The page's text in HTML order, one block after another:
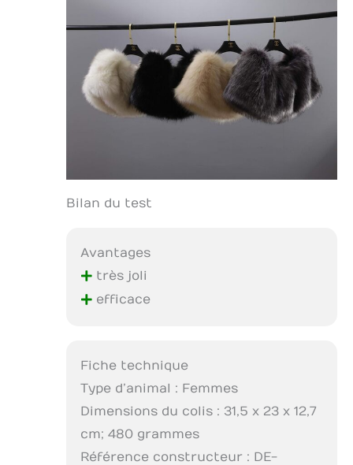
Bilan du test
Avantages
+très joli
+efficace
Fiche technique
Type d’animal : Femmes
Dimensions du colis : 31,5 x 23 x 12,7
cm; 480 grammes
Référence constructeur : DE-